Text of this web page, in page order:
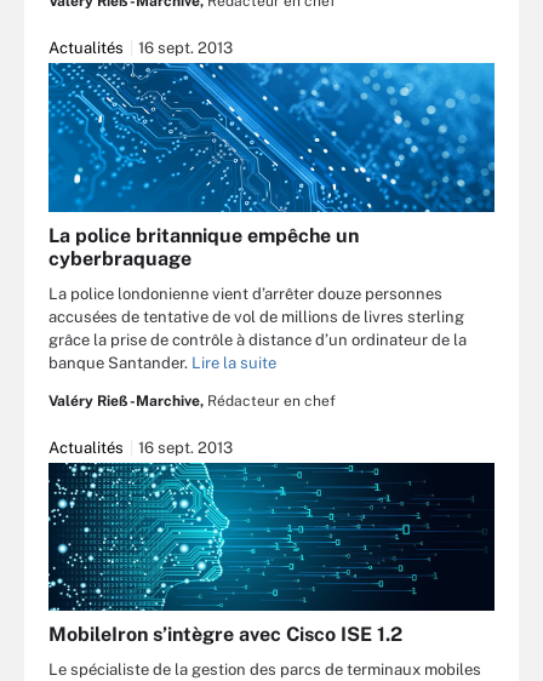
Actualités 16 sept. 2013
La police britannique empêche un
cyberbraquage
La police londonienne vient d’arrêter douze personnes
accusées de tentative de vol de millions de livres sterling
grâce la prise de contrôle à distance d’un ordinateur de la
banque Santander. Lire la suite
Valéry Rieß-Marchive, Rédacteur en chef
Actualités 16 sept. 2013
MobileIron s’intègre avec Cisco ISE 1.2
Le spécialiste de la gestion des parcs de terminaux mobiles